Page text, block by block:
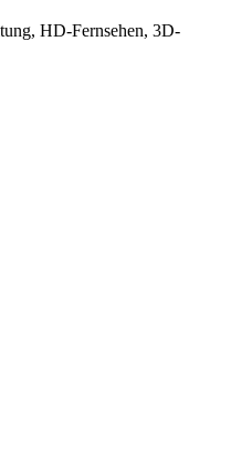
HD-Fernsehen, 3D-